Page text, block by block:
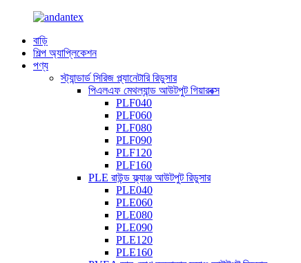
বাড়ি
শিল্প অ্যাপ্লিকেশন
পণ্য
স্ট্যান্ডার্ড সিরিজ প্ল্যানেটারি রিডুসার
পিএলএফ মেথল্যান্ড আউটপুট গিয়ারবক্স
PLF040
PLF060
PLF080
PLF090
PLF120
PLF160
PLE রাউন্ড ফ্ল্যাঞ্জ আউটপুট রিডুসার
PLE040
PLE060
PLE080
PLE090
PLE120
PLE160